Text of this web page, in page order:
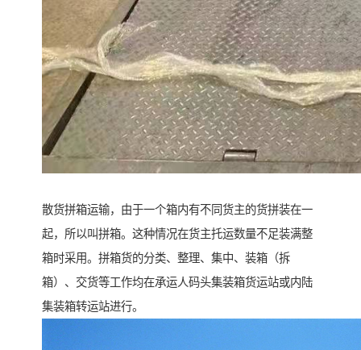
散货拼箱运输，由于一个箱内有不同货主的货拼装在一
起，所以叫拼箱。这种情况在货主托运数量不足装满整
箱时采用。拼箱货的分类、整理、集中、装箱（拆
箱）、交货等工作均在承运人码头集装箱货运站或内陆
集装箱转运站进行。